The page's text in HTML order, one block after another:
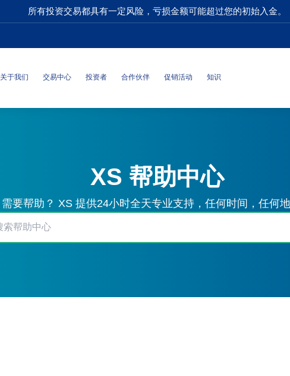
所有投资交易都具有一定风险，亏损金额可能超过您的初始入金。
关于我们 交易中心 投资者 合作伙伴 促销活动 知识
XS 帮助中心
需要帮助？ XS 提供24小时全天专业支持，任何时间，任何